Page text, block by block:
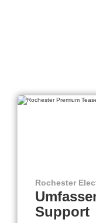
Rochester
Support